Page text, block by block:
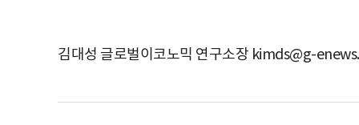
김대성 글로벌이코노믹 연구소장 kimds@g-